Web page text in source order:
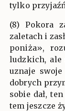
tylko
(8) Pokora
zaletach i
poniża»,
ludzkich, ale
uznaje
dobrych
sobie dał,
tem jeszcze